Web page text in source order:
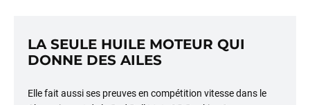
LA SEULE HUILE MOTEUR QUI
DONNE DES AILES
Elle fait aussi ses preuves en compétition vitesse dans le